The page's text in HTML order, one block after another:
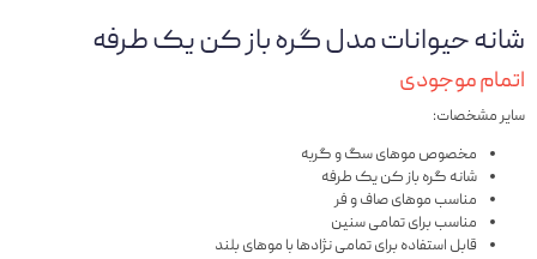
شانه حیوانات مدل گره باز کن یک طرفه
اتمام موجودی
سایر مشخصات:
مخصوص موهای سگ و گربه
شانه گره باز کن یک طرفه
مناسب موهای صاف و فر
مناسب برای تمامی سنین
قابل استفاده برای تمامی نژادها با موهای بلند